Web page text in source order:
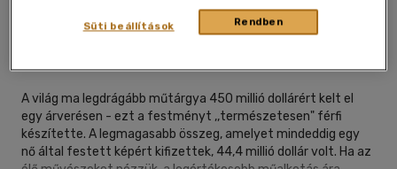
A világ ma legdrágább műtárgya 450 millió dollárért kelt el
egy árverésen - ezt a festményt ,,természetesen" férfi
készítette. A legmagasabb összeg, amelyet mindeddig egy
nő által festett képért kifizettek, 44,4 millió dollár volt. Ha az
Rendben
Süti beállítások